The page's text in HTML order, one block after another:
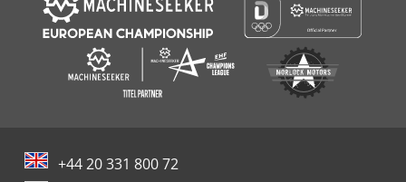
+44 20 331 800 72